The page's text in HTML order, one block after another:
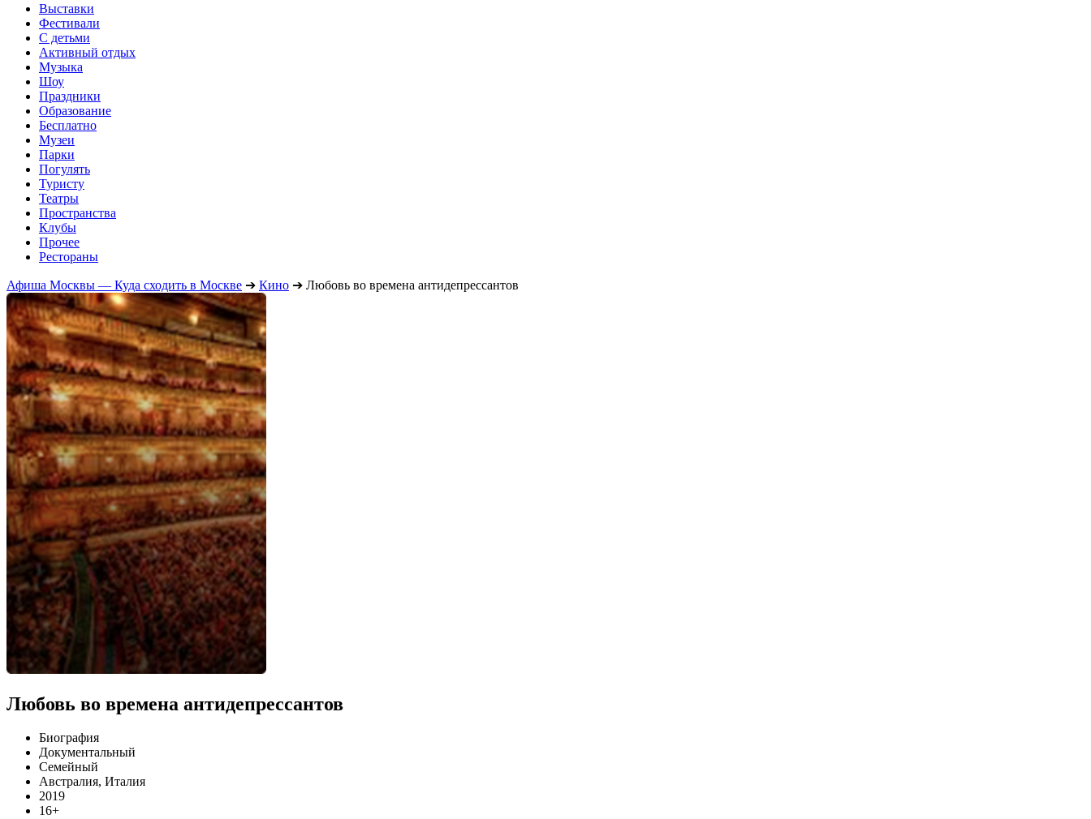
Выставки
Фестивали
С детьми
Активный отдых
Музыка
Шоу
Праздники
Образование
Бесплатно
Музеи
Парки
Погулять
Туристу
Театры
Пространства
Клубы
Прочее
Рестораны
Афиша Москвы — Куда сходить в Москве ➔ Кино ➔ Любовь во времена антидепрессантов
Любовь во времена антидепрессантов
Биография
Документальный
Семейный
Австралия, Италия
2019
16+